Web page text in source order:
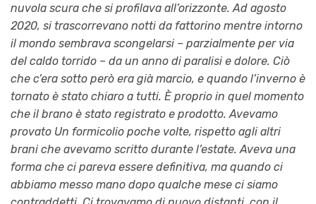
nuvola scura che si profilava all’orizzonte. Ad agosto
2020, si trascorrevano notti da fattorino mentre intorno
il mondo sembrava scongelarsi – parzialmente per via
del caldo torrido – da un anno di paralisi e dolore. Ciò
che c’era sotto però era già marcio, e quando l’inverno è
tornato è stato chiaro a tutti. È proprio in quel momento
che il brano è stato registrato e prodotto. Avevamo
provato Un formicolio poche volte, rispetto agli altri
brani che avevamo scritto durante l’estate. Aveva una
forma che ci pareva essere definitiva, ma quando ci
abbiamo messo mano dopo qualche mese ci siamo